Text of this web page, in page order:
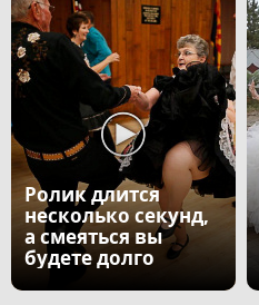
Ролик длится
несколько секунд,
а смеяться вы
будете долго